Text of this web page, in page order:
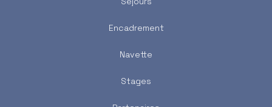
Encadrement
Navette
Stages